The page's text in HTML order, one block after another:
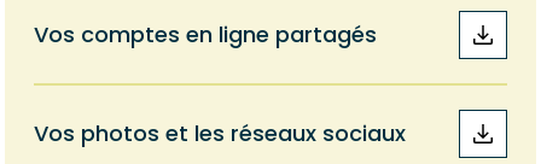
Vos comptes en ligne partagés
Vos photos et les réseaux sociaux